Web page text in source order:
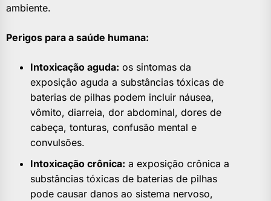
ambiente.
Perigos para a saúde humana:
Intoxicação aguda: os sintomas da
exposição aguda a substâncias tóxicas de
baterias de pilhas podem incluir náusea,
vômito, diarreia, dor abdominal, dores de
cabeça, tonturas, confusão mental e
convulsões.
Intoxicação crônica: a exposição crônica a
substâncias tóxicas de baterias de pilhas
pode causar danos ao sistema nervoso,